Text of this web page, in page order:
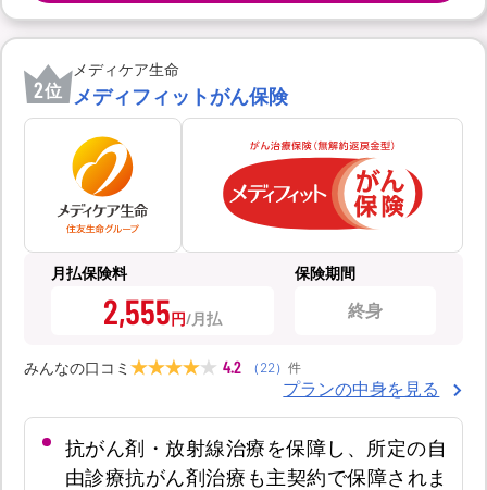
2位
メディケア生命
メディフィットがん保険
月払保険料
2,555円
保険期間
終身
みんなの口コミ 4.2 （ 22） 件
プランの中身を見る
抗がん剤・放射線治療を保障し、所定の自
由診療抗がん剤治療も主契約で保障されま